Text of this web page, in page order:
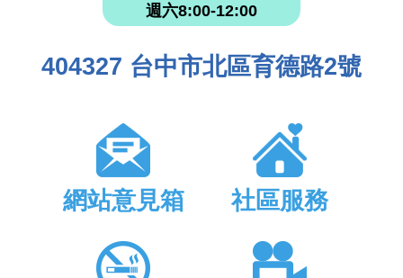
週六8:00-12:00
404327 台中市北區育德路2號
網站意見箱 社區服務